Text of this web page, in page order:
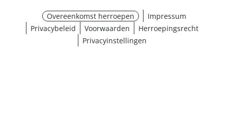
Overeenkomst herroepen
Impressum
Privacybeleid
Voorwaarden
Herroepingsrecht
Privacyinstellingen